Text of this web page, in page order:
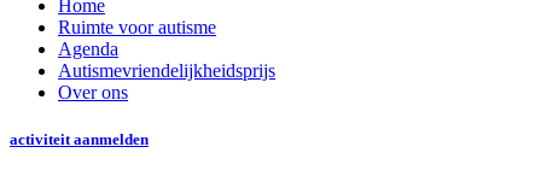
Home
Ruimte voor autisme
Agenda
Autismevriendelijkheidsprijs
Over ons
activiteit aanmelden